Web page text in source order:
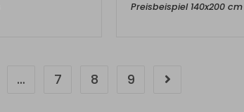
Preisbeispiel 140x200 cm
… 7 8 9